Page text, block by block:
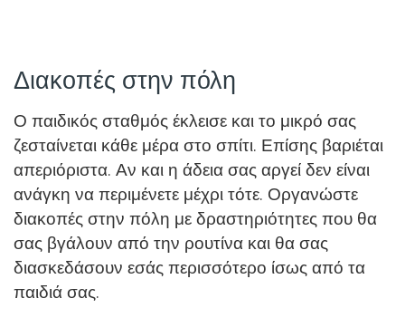
Διακοπές στην πόλη
Ο παιδικός σταθμός έκλεισε και το μικρό σας
ζεσταίνεται κάθε μέρα στο σπίτι. Επίσης βαριέται
απεριόριστα. Αν και η άδεια σας αργεί δεν είναι
ανάγκη να περιμένετε μέχρι τότε. Οργανώστε
διακοπές στην πόλη με δραστηριότητες που θα
σας βγάλουν από την ρουτίνα και θα σας
διασκεδάσουν εσάς περισσότερο ίσως από τα
παιδιά σας.